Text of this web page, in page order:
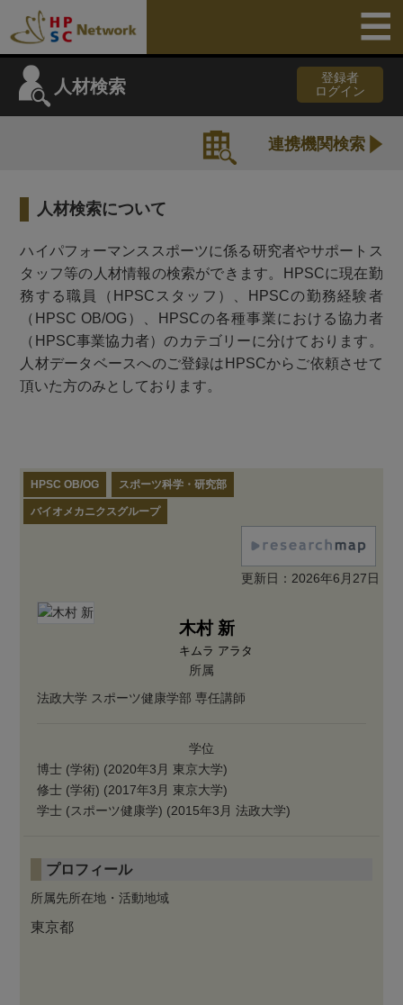
人材検索
登録者
ログイン
連携機関検索
人材検索について
ハイパフォーマンススポーツに係る研究者やサポートス
タッフ等の人材情報の検索ができます。HPSCに現在勤
務する職員（HPSCスタッフ）、HPSCの勤務経験者
（HPSC OB/OG）、HPSCの各種事業における協力者
（HPSC事業協力者）のカテゴリーに分けております。
人材データベースへのご登録はHPSCからご依頼させて
頂いた方のみとしております。
HPSC OB/OG スポーツ科学・研究部
バイオメカニクスグループ
更新日：2026年6月27日
木村 新
キムラ アラタ
所属
法政大学 スポーツ健康学部 専任講師
学位
博士 (学術) (2020年3月 東京大学)
修士 (学術) (2017年3月 東京大学)
学士 (スポーツ健康学) (2015年3月 法政大学)
プロフィール
所属先所在地・活動地域
東京都